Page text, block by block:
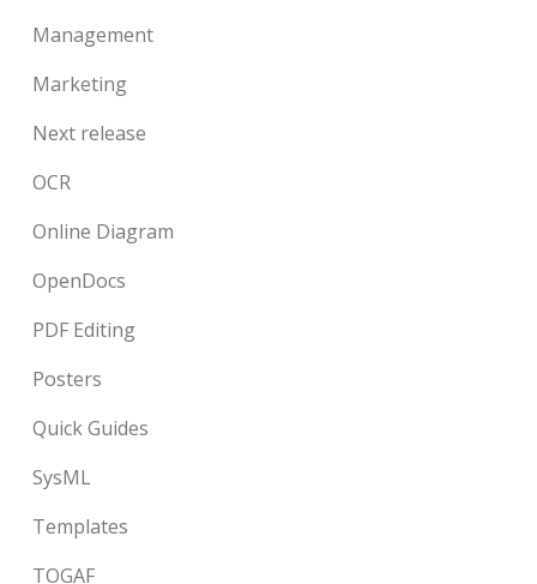
Management
Marketing
Next release
OCR
Online Diagram
OpenDocs
PDF Editing
Posters
Quick Guides
SysML
Templates
TOGAF